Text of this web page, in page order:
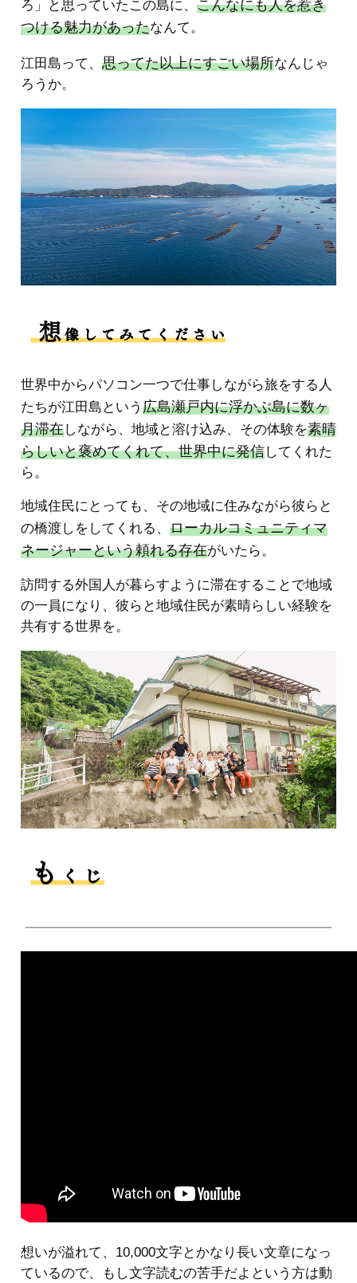
ろ」と思っていたこの島に、 こんなにも人を惹き
つける魅力があったなんて。
江田島って、 思ってた以上にすごい場所なんじゃ
ろうか。
世界中からパソコン一つで仕事しながら旅をする人
たちが江田島という 広島瀬戸内に浮かぶ島に数ヶ
月滞在しながら、地域と溶け込み、その体験を素晴
らしいと褒めてくれて、世界中に発信してくれた
ら。
地域住民にとっても、その地域に住みながら彼らと
の橋渡しをしてくれる、 ローカルコミュニティマ
ネージャーという頼れる存在がいたら。
訪問する外国人が暮らすように滞在することで地域
の一員になり、彼らと地域住民が素晴らしい経験を
共有する世界を。
想いが溢れて、10,000文字とかなり長い文章になっ
ているので、もし文字読むの苦手だよという方は動